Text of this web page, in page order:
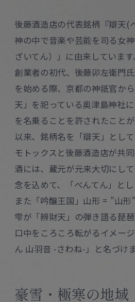
後藤酒造店の代表銘柄『辯天(
神の中で音楽や芸能を司る女
ざいてん）」に由来しています
創業者の初代、後藤卯左衛門
を始める際、京都の神祇官か
天」を祀っている奥津島神社に
を名乗ることを許されたことが
以来、銘柄名を「辯天」として
モトックスと後藤酒造店が共
酒には、蔵元が元来大切にし
念を込めて、「べんてん」とし
また「吟醸王国」山形 = ”山形
雫が「辨財天」の弾き語る琵琶
口中をころころ転がるイメー
ん 山羽音 -さわね-」と名づけ
豪雪・極寒の地域